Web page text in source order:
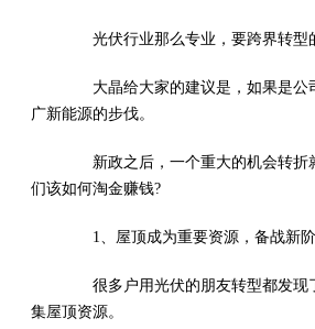
光伏行业那么专业，要跨界转型的
大晶给大家的建议是，如果是公司
广新能源的步伐。
新政之后，一个重大的机会转折就
们该如何淘金赚钱?
1、屋顶成为重要资源，备战新
很多户用光伏的朋友转型都发现了
集屋顶资源。